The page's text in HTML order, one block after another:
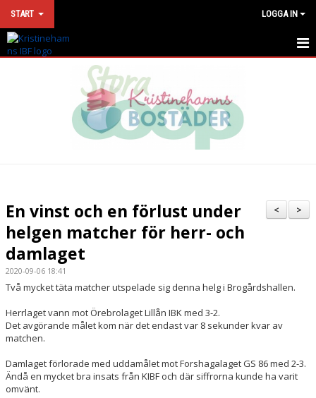
START LOGGA IN
KALENDER
SPONSORLOTTERI
DOKUMENT
ARRANGEMANG
MEDLEMSKAP
>
<
En vinst och en förlust under
helgen matcher för herr- och
damlaget
2020-09-06 18:41
Två mycket täta matcher utspelade sig denna helg i Brogårdshallen.
Herrlaget vann mot Örebrolaget Lillån IBK med 3-2.
Det avgörande målet kom när det endast var 8 sekunder kvar av
matchen.
Damlaget förlorade med uddamålet mot Forshagalaget GS 86 med 2-3.
Ändå en mycket bra insats från KIBF och där siffrorna kunde ha varit
omvänt.